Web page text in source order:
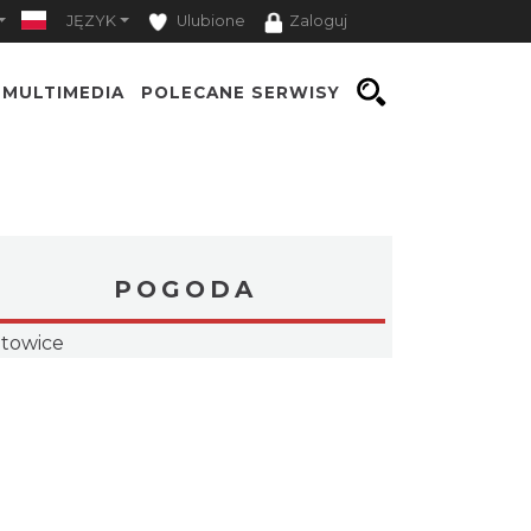
JĘZYK Ulubione Zaloguj
MULTIMEDIA POLECANE SERWISY
POGODA